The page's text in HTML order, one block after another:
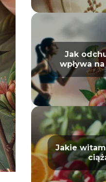
Jak
wpływa
Jakie